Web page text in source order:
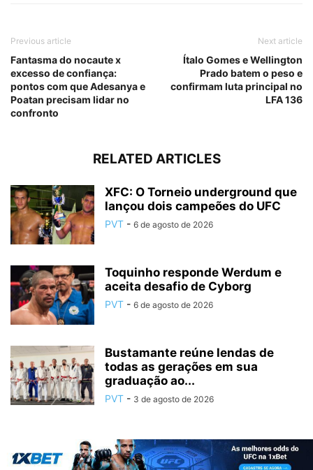
Previous article
Fantasma do nocaute x
excesso de confiança:
pontos com que Adesanya e
Poatan precisam lidar no
confronto
Next article
Ítalo Gomes e Wellington
Prado batem o peso e
confirmam luta principal no
LFA 136
RELATED ARTICLES
XFC: O Torneio underground que
lançou dois campeões do UFC
PVT - 6 de agosto de 2026
Toquinho responde Werdum e
aceita desafio de Cyborg
PVT - 6 de agosto de 2026
Bustamante reúne lendas de
todas as gerações em sua
graduação ao...
PVT - 3 de agosto de 2026